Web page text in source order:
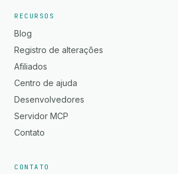
RECURSOS
Blog
Registro de alterações
Afiliados
Centro de ajuda
Desenvolvedores
Servidor MCP
Contato
CONTATO